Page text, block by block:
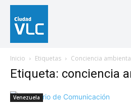
Inicio Etiquetas Conciencia
Etiqueta: conciencia
Venezuela